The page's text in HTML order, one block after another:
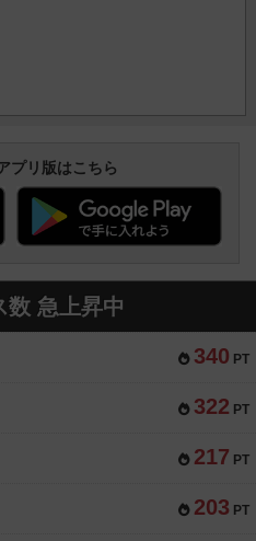
プリ版はこちら
数 急上昇中
340 PT
322 PT
217 PT
203 PT